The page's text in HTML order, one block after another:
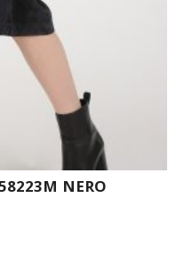
NERO